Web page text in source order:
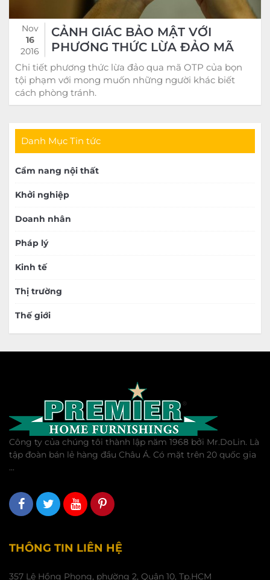
CẢNH GIÁC BẢO MẬT VỚI
PHƯƠNG THỨC LỪA ĐẢO MÃ
OTP
Nov
16
2016
Chi tiết phương thức lừa đảo qua mã OTP của bọn
tội phạm với mong muốn những người khác biết
cách phòng tránh.
Danh Mục Tin tức
Cẩm nang nội thất
Khởi nghiệp
Doanh nhân
Pháp lý
Kinh tế
Thị trường
Thế giới
Công ty của chúng tôi thành lập năm 1968 bởi Mr.DoLin. Là
tập đoàn bán lẻ hàng đầu Châu Á. Có mặt trên 20 quốc gia
...
THÔNG TIN LIÊN HỆ
357 Lê Hồng Phong, phường 2, Quận 10, Tp.HCM